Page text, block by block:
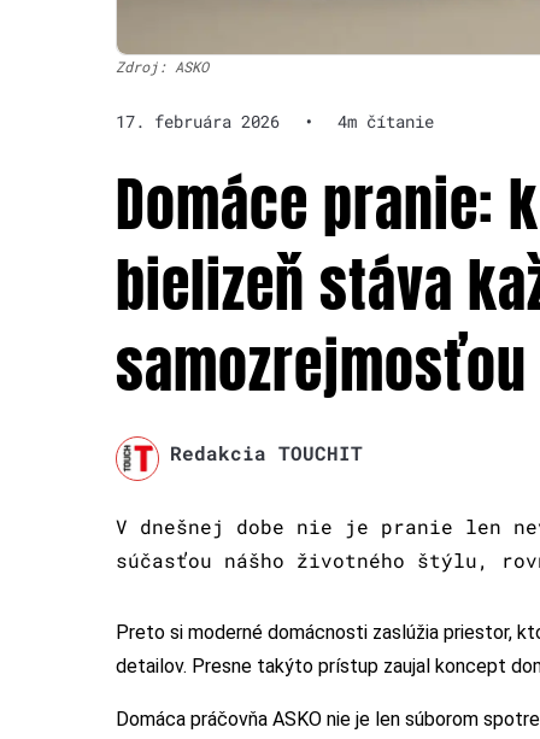
Zdroj: ASKO
17. februára 2026 • 4m čítanie
Domáce pranie:
bielizeň stáva
samozrejmosťou
Redakcia TOUCHIT
V dnešnej dobe nie je pranie len
súčasťou nášho životného štýlu,
Preto si moderné domácnosti zaslúžia priestor,
detailov. Presne takýto prístup zaujal koncept
Domáca práčovňa ASKO nie je len súborom